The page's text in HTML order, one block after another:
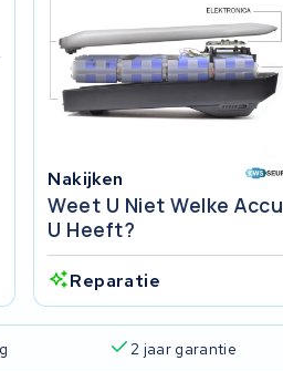
Nakijken
Weet U Niet Welke Accu
U Heeft?
Reparatie
2 jaar garantie